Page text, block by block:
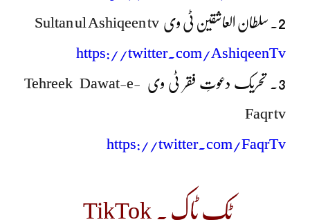
2. سلطان العاشقین ٹی وی Sultan ul Ashiqeen tv
https://twitter.com/AshiqeenTv
3. تحریک دعوتِ فقر ٹی وی Tehreek Dawat-e-
Faqr tv
https://twitter.com/FaqrTv
ٹک ٹاک ۔ TikTok